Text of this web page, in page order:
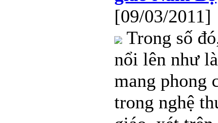
[09/03/2011]
Trong số
nổi lên như
mang phong
trong nghệ